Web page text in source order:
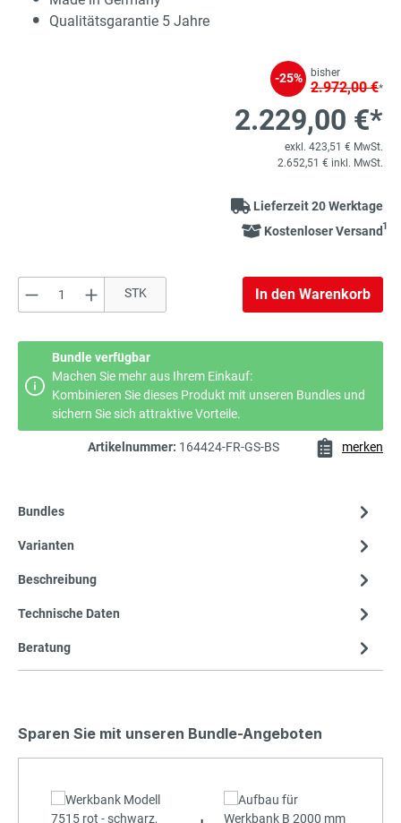
Qualitätsgarantie 5 Jahre
-25% bisher
2.972,00 €*
2.229,00 €*
exkl. 423,51 € MwSt.
2.652,51 € inkl. MwSt.
Lieferzeit 20 Werktage
Kostenloser Versand1
Produkt Anzahl: Gib den gewünschten
STK In den Warenkorb
Bundle verfügbar
Machen Sie mehr aus Ihrem Einkauf:
Kombinieren Sie dieses Produkt mit unseren Bundles und
sichern Sie sich attraktive Vorteile.
Artikelnummer: 164424-FR-GS-BS merken
Bundles
Varianten
Beschreibung
Technische Daten
Beratung
Sparen Sie mit unseren Bundle-Angeboten